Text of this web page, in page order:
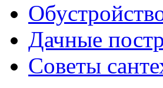
Дачные
Советы